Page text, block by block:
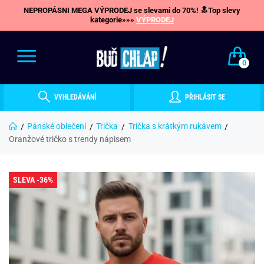
NEPROPÁSNI MEGA VÝPRODEJ se slevami do 70%! 🔝Top slevy
kategorie»»» VÝPRODEJ
0
VYHLEDÁVÁNÍ PŘIHLÁSIT SE
Pánské oblečení Trička
Trička s krátkým rukávem
Oranžové tričko s trendy nápisem
SLEVA -36%